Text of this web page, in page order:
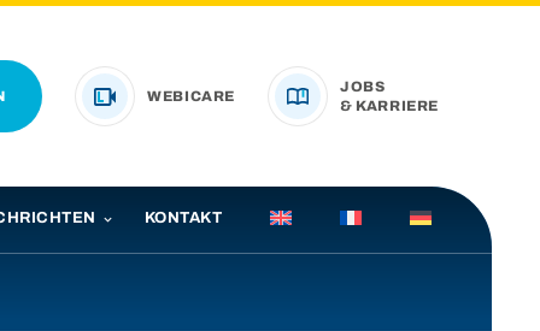
WEBICARE
JOBS
& KARRIERE
KONTAKT